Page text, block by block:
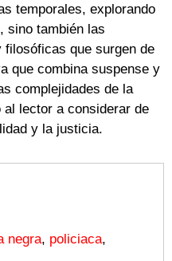
temporales, explorando
sino también las
que surgen de
que combina suspense y
complejidades de la
lector a considerar de
y la justicia.
negra, policiaca,